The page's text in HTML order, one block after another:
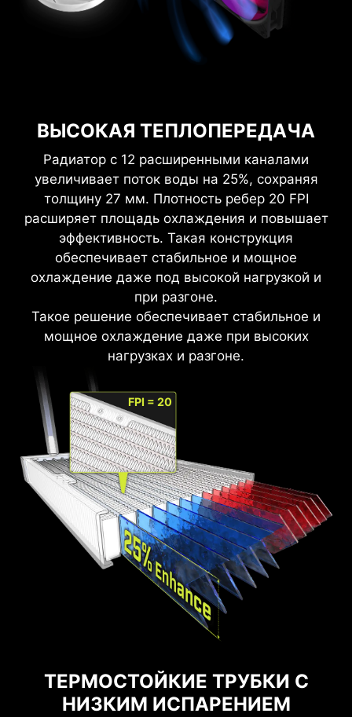
ВЫСОКАЯ ТЕПЛОПЕРЕДАЧА
Радиатор с 12 расширенными каналами
увеличивает поток воды на 25%, сохраняя
толщину 27 мм. Плотность ребер 20 FPI
расширяет площадь охлаждения и повышает
эффективность. Такая конструкция
обеспечивает стабильное и мощное
охлаждение даже под высокой нагрузкой и
при разгоне.
Такое решение обеспечивает стабильное и
мощное охлаждение даже при высоких
нагрузках и разгоне.
FPI = 20
ТЕРМОСТОЙКИЕ ТРУБКИ С
НИЗКИМ ИСПАРЕНИЕМ